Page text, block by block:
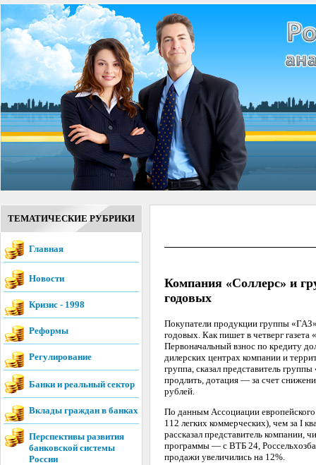
ТЕМАТИЧЕСКИЕ РУБРИКИ
Главная
Новости
Кризис - 1998
Реформы
Регулирование
Банки и реальный сектор
Вклады граждан в банках
Перспективы развития
банковской системы
России
Компания «Соллерс» и
годовых
Покупатели продукции группы
годовых. Как пишет в четверг
Первоначальный взнос по кредиту
дилерских центрах компании и
группа, сказал представитель
продлить, дотация — за счет
рублей.
По данным Ассоциации
112 легких коммерческих), чем за I
рассказал представитель компании,
программы — с ВТБ 24,
продажи увеличились на 12%.